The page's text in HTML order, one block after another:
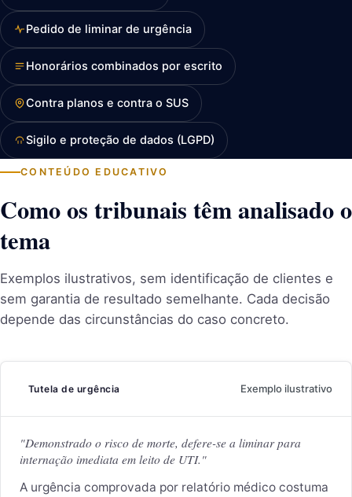
Pedido de liminar de urgência
Honorários combinados por escrito
Contra planos e contra o SUS
Sigilo e proteção de dados (LGPD)
CONTEÚDO EDUCATIVO
Como os tribunais têm analisado o
tema
Exemplos ilustrativos, sem identificação de clientes e
sem garantia de resultado semelhante. Cada decisão
depende das circunstâncias do caso concreto.
Tutela de urgência Exemplo ilustrativo
"Demonstrado o risco de morte, defere-se a liminar para
internação imediata em leito de UTI."
A urgência comprovada por relatório médico costuma